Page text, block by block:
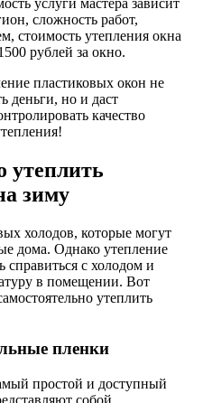
услуги мастера зависит
сложность работ,
стоимость утепления окна
рублей за окно.
пластиковых окон не
деньги, но и даст
качество
утеплить
зиму
холодов, которые могут
дома. Однако утепление
справиться с холодом и
в помещении. Вот
утеплить
пленки
простой и доступный